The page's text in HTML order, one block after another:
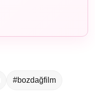
#bozdağfilm